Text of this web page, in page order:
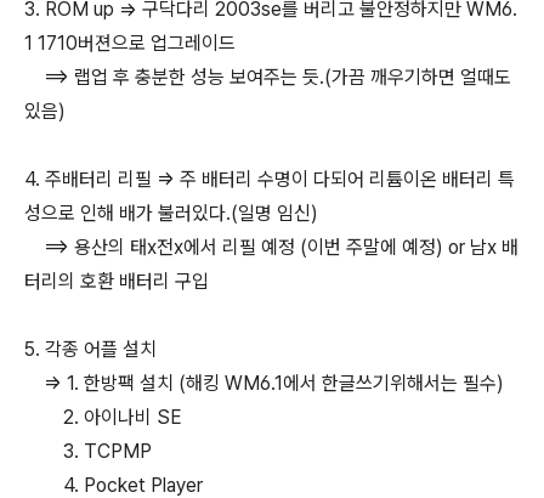
3. ROM up => 구닥다리 2003se를 버리고 불안정하지만 WM6.
1 1710버젼으로 업그레이드
==> 랩업 후 충분한 성능 보여주는 듯.(가끔 깨우기하면 얼때도
있음)
4. 주배터리 리필 => 주 배터리 수명이 다되어 리튬이온 배터리 특
성으로 인해 배가 불러있다.(일명 임신)
==> 용산의 태x전x에서 리필 예정 (이번 주말에 예정) or 남x 배
터리의 호환 배터리 구입
5. 각종 어플 설치
=> 1. 한방팩 설치 (해킹 WM6.1에서 한글쓰기위해서는 필수)
2. 아이나비 SE
3. TCPMP
4. Pocket Player